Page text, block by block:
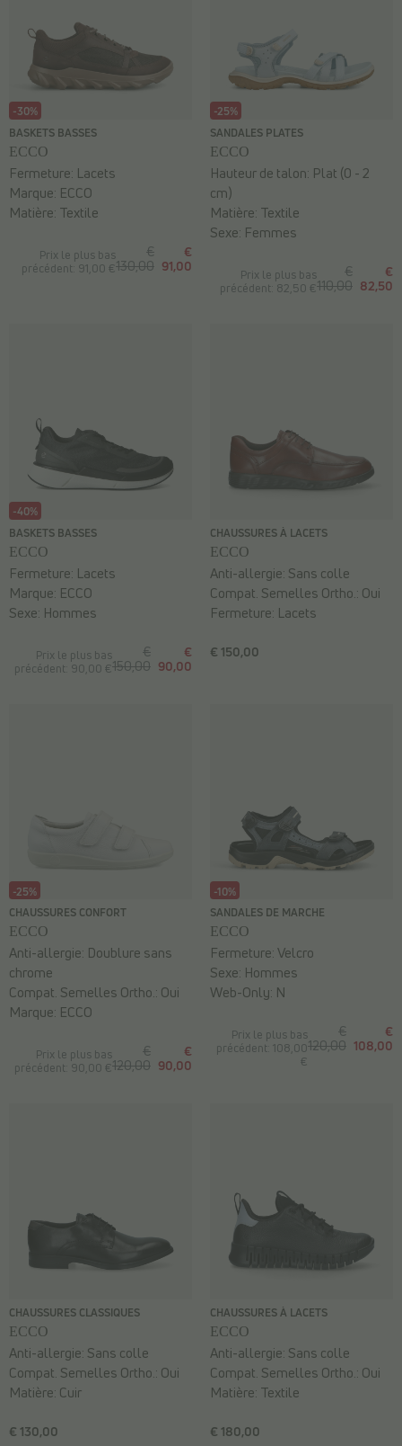
-30%
BASKETS BASSES
ECCO
Prix le plus bas
précédent: 91,00 €
€
130,00
€
91,00
Fermeture: Lacets
Marque: ECCO
Matière: Textile
-25%
SANDALES PLATES
ECCO
Prix le plus bas
précédent: 82,50 €
€
110,00
€
82,50
Hauteur de talon: Plat (0 - 2
cm)
Matière: Textile
Sexe: Femmes
-40%
BASKETS BASSES
ECCO
Prix le plus bas
précédent: 90,00 €
€
150,00
€
90,00
Fermeture: Lacets
Marque: ECCO
Sexe: Hommes
CHAUSSURES À LACETS
ECCO
€ 150,00
Anti-allergie: Sans colle
Compat. Semelles Ortho.: Oui
Fermeture: Lacets
-25%
CHAUSSURES CONFORT
ECCO
Prix le plus bas
précédent: 90,00 €
€
120,00
€
90,00
Anti-allergie: Doublure sans
chrome
Compat. Semelles Ortho.: Oui
Marque: ECCO
-10%
SANDALES DE MARCHE
ECCO
Prix le plus bas
précédent: 108,00
€
€
120,00
€
108,00
Fermeture:Velcro
Sexe: Hommes
Web-Only: N
CHAUSSURES CLASSIQUES
ECCO
€ 130,00
Anti-allergie: Sans colle
Compat. Semelles Ortho.: Oui
Matière: Cuir
CHAUSSURES À LACETS
ECCO
€ 180,00
Anti-allergie: Sans colle
Compat. Semelles Ortho.: Oui
Matière: Textile